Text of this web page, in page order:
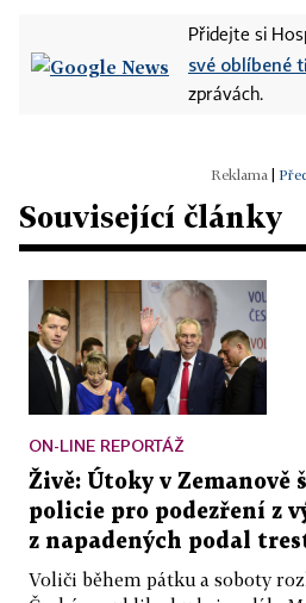
Přidejte si
své oblíbené
zprávách.
Související články
ON-LINE REPORTÁŽ
Živě: Útoky v Zemanově
policie pro podezření z
z napadených podal
Voliči během pátku a soboty